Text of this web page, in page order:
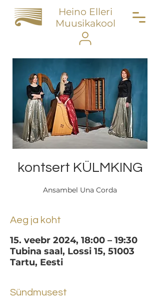
Heino Elleri
Muusikakool
kontsert KÜLMKING
Ansambel Una Corda
Aeg ja koht
15. veebr 2024, 18:00 – 19:30
Tubina saal, Lossi 15, 51003
Tartu, Eesti
Sündmusest